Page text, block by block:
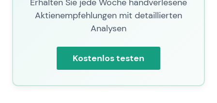
Aktienempfehlungen mit detaillierten
Analysen
Kostenlos testen